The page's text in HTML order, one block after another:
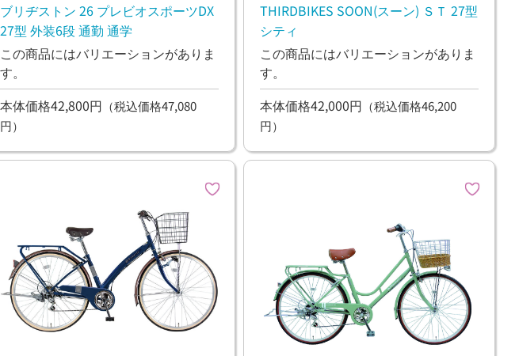
ブリヂストン 26 プレビオスポーツDX
27型 外装6段 通勤 通学
この商品にはバリエーションがありま
す。
本体価格42,800円 （税込価格47,080
円）
THIRDBIKES SOON(スーン) ＳＴ 27型
シティ
この商品にはバリエーションがありま
す。
本体価格42,000円 （税込価格46,200
円）